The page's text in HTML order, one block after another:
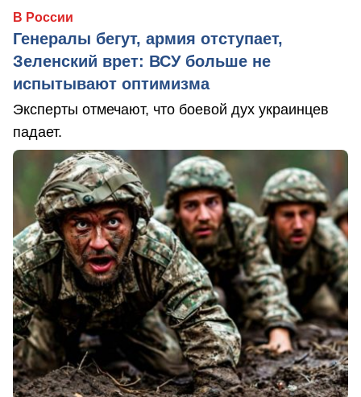
В России
Генералы бегут, армия отступает,
Зеленский врет: ВСУ больше не
испытывают оптимизма
Эксперты отмечают, что боевой дух украинцев
падает.